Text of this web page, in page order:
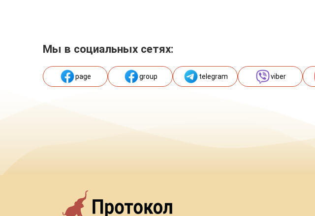
Мы в социальных сетях:
page group telegram viber